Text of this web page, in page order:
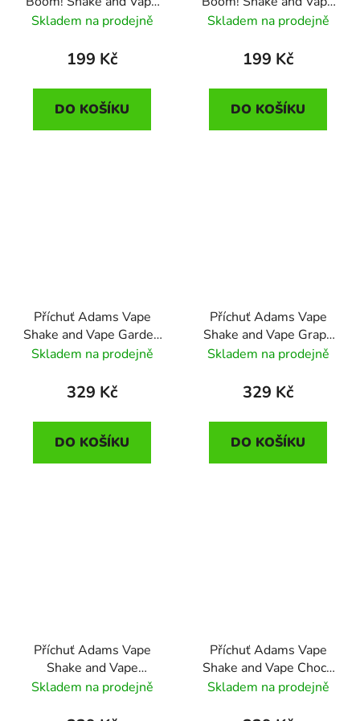
Lemon Cream
kondenzované mléko a
Skladem na prodejně
199 Kč
DO KOŠÍKU
Melonade (Melounová
Skladem na prodejně
199 Kč
DO KOŠÍKU
Příchuť Adams Vape
Shake and Vape Garden
Fruit (lesní ovoce) 10ml
Skladem na prodejně
329 Kč
DO KOŠÍKU
Příchuť Adams Vape
Shake and Vape Grape
Mint Lemonade
10ml
Skladem na prodejně
329 Kč
DO KOŠÍKU
Příchuť Adams Vape
Shake and Vape
Hazelnut Tobacco
Skladem na prodejně
Příchuť Adams Vape
Shake and Vape Choco
Cookie (čokoládová
Skladem na prodejně